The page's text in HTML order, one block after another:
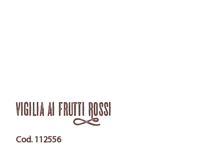
Vigilia ai Frutti Rossi
Cod. 112556